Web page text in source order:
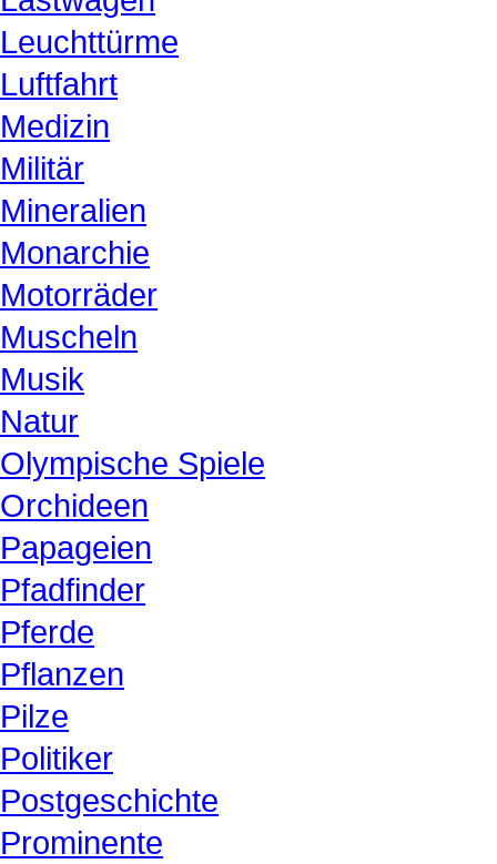
Leuchttürme
Luftfahrt
Medizin
Militär
Mineralien
Monarchie
Motorräder
Muscheln
Musik
Natur
Olympische Spiele
Orchideen
Papageien
Pfadfinder
Pferde
Pflanzen
Pilze
Politiker
Postgeschichte
Prominente